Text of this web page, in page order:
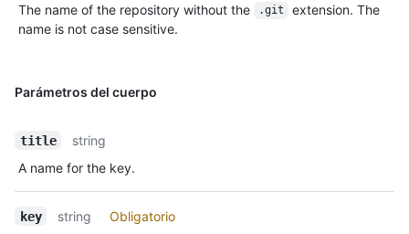
The name of the repository without the .git
extension. The
name is not case sensitive.
Parámetros del cuerpo
title
string
A name for the key.
key string
Obligatorio